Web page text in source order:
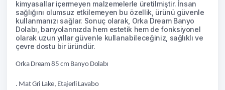
kimyasallar içermeyen malzemelerle üretilmiştir. İnsan
sağlığını olumsuz etkilemeyen bu özellik, ürünü güvenle
kullanmanızı sağlar. Sonuç olarak, Orka Dream Banyo
Dolabı, banyolarınızda hem estetik hem de fonksiyonel
olarak uzun yıllar güvenle kullanabileceğiniz, sağlıklı ve
çevre dostu bir üründür.
Orka Dream 85 cm Banyo Dolabı
. Mat Gri Lake, Etajerli Lavabo